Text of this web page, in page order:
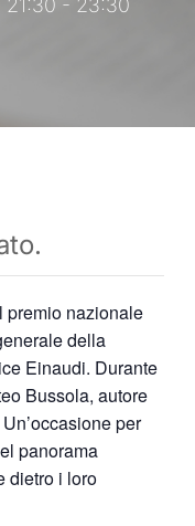
21:30 - 23:30
premio nazionale
della
Einaudi. Durante
Bussola, autore
per
panorama
dietro i loro